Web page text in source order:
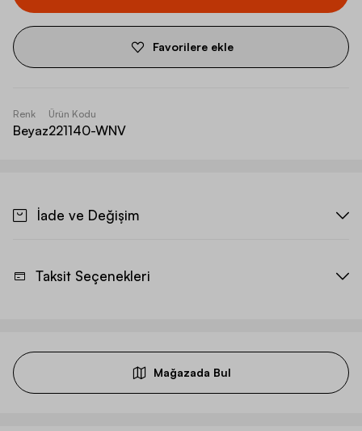
Favorilere ekle
Renk
Beyaz
Ürün Kodu
221140-WNV
İade ve Değişim
Taksit Seçenekleri
Mağazada Bul